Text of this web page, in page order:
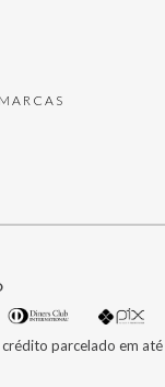
parcelado em até